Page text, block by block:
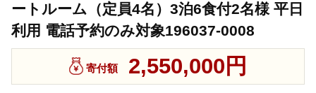
ートルーム（定員4名）3泊6食付2名様 平日
利用 電話予約のみ対象196037-0008
寄付額 2,550,000円